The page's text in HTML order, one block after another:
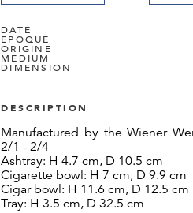
DATE
EPOQUE
ORIGINE
MEDIUM
DIMENSION
DESCRIPTION
Manufactured by the Wiener
2/1 - 2/4
Ashtray: H 4.7 cm, D 10.5 cm
Cigarette bowl: H 7 cm, D 9.9 cm
Cigar bowl: H 11.6 cm, D 12.5 cm
Tray: H 3.5 cm, D 32.5 cm